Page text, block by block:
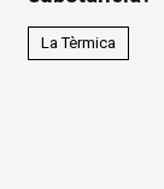
La Tèrmica